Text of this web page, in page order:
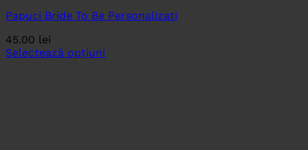
Papuci Bride To Be Personalizati
45.00 lei
Selectează opțiuni